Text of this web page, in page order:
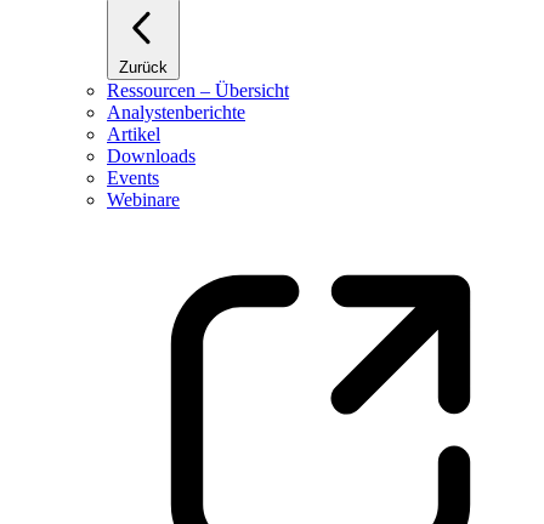
Zurück
Ressourcen – Übersicht
Analystenberichte
Artikel
Downloads
Events
Webinare